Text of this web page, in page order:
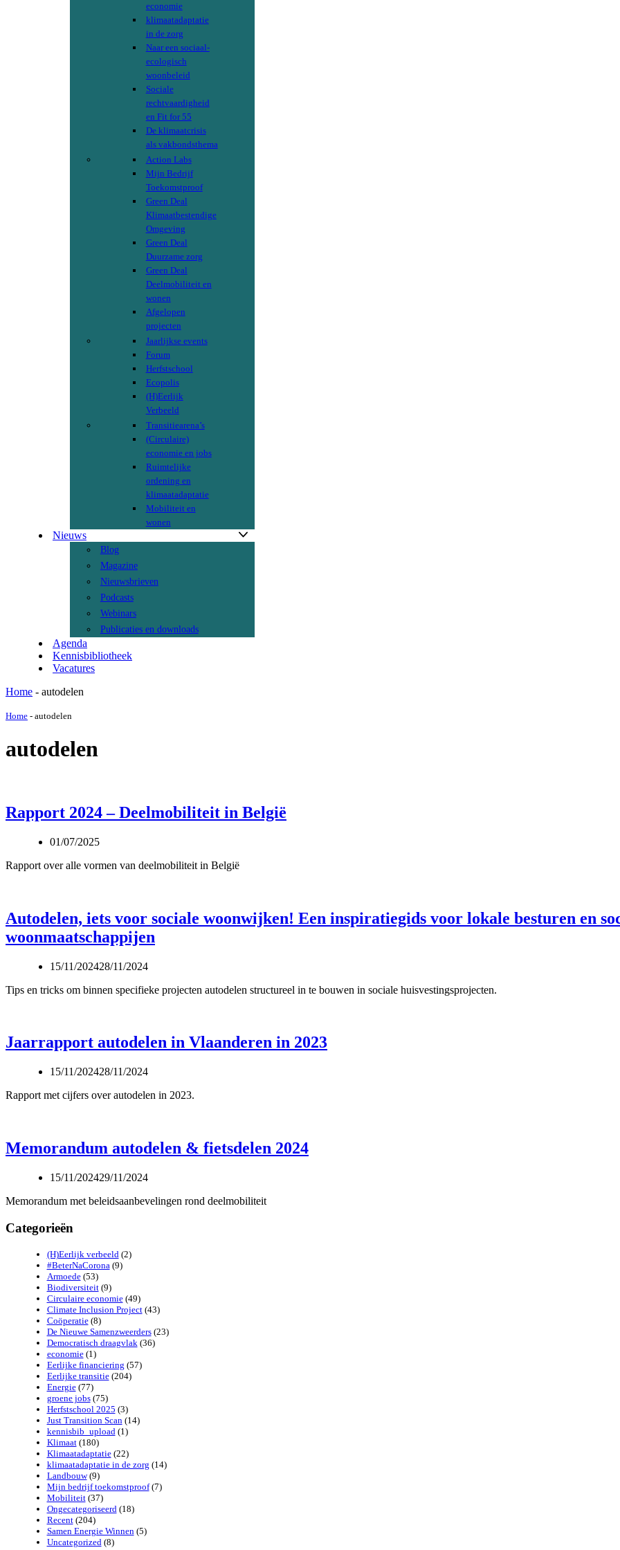
economie
klimaatadaptatie
in de zorg
Naar een sociaal-
ecologisch
woonbeleid
Sociale
rechtvaardigheid
en Fit for 55
De klimaatcrisis
als vakbondsthema
Action Labs
Mijn Bedrijf
Toekomstproof
Green Deal
Klimaatbestendige
Omgeving
Green Deal
Duurzame zorg
Green Deal
Deelmobiliteit en
wonen
Afgelopen
projecten
Jaarlijkse events
Forum
Herfstschool
Ecopolis
(H)Eerlijk
Verbeeld
Transitiearena’s
(Circulaire)
economie en jobs
Ruimtelijke
ordening en
klimaatadaptatie
Mobiliteit en
wonen
Nieuws
Blog
Magazine
Nieuwsbrieven
Podcasts
Webinars
Publicaties en downloads
Agenda
Kennisbibliotheek
Vacatures
Home - autodelen
Home - autodelen
autodelen
Rapport 2024 – Deelmobiliteit in België
01/07/2025
Rapport over alle vormen van deelmobiliteit in België
Autodelen, iets voor sociale woonwijken! Een inspiratiegids voor lokale besturen en
woonmaatschappijen
15/11/202428/11/2024
Tips en tricks om binnen specifieke projecten autodelen structureel in te bouwen in sociale huisvestingsprojecten.
Jaarrapport autodelen in Vlaanderen in 2023
15/11/202428/11/2024
Rapport met cijfers over autodelen in 2023.
Memorandum autodelen & fietsdelen 2024
15/11/202429/11/2024
Memorandum met beleidsaanbevelingen rond deelmobiliteit
Categorieën
(H)Eerlijk verbeeld (2)
#BeterNaCorona (9)
Armoede(53)
Biodiversiteit(9)
Circulaire economie(49)
Climate Inclusion Project(43)
Coöperatie(8)
De Nieuwe Samenzweerders(23)
Democratisch draagvlak (36)
economie(1)
Eerlijke financiering (57)
Eerlijke transitie(204)
Energie(77)
groene jobs(75)
Herfstschool 2025 (3)
Just Transition Scan (14)
kennisbib_upload (1)
Klimaat(180)
Klimaatadaptatie(22)
klimaatadaptatie in de zorg (14)
Landbouw(9)
Mijn bedrijf toekomstproof(7)
Mobiliteit(37)
Ongecategoriseerd (18)
Recent(204)
Samen Energie Winnen (5)
Uncategorized (8)